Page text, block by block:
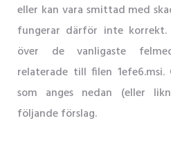
eller kan vara smittad med
fungerar därför inte korrekt.
över de vanligaste
relaterade till filen
som anges nedan (eller
följande förslag.